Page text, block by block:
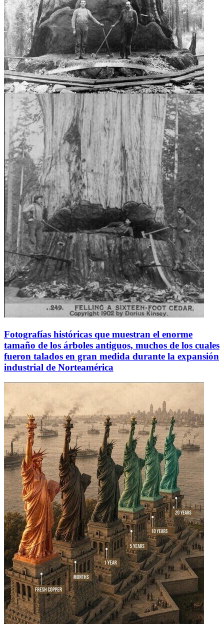
Fotografías históricas que muestran el enorme
tamaño de los árboles antiguos, muchos de los cuales
fueron talados en gran medida durante la expansión
industrial de Norteamérica